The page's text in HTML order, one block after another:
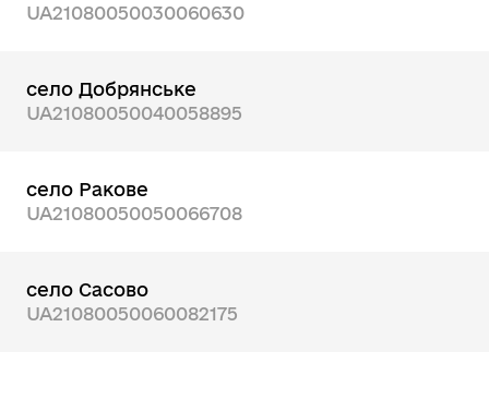
UA21080050030060630
село Добрянське
UA21080050040058895
село Ракове
UA21080050050066708
село Сасово
UA21080050060082175